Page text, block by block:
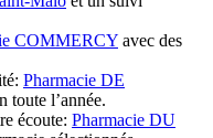
COMMERCY avec des
Pharmacie DE
toute l’année.
écoute: Pharmacie DU